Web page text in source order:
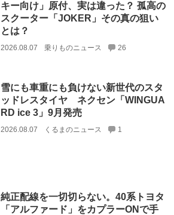
キー向け」原付、実は違った？ 孤高の
スクーター「JOKER」その真の狙い
とは？
2026.08.07 乗りものニュース 26
雪にも車重にも負けない新世代のスタ
ッドレスタイヤ ネクセン「WINGUA
RD ice 3」9月発売
2026.08.07 くるまのニュース 1
純正配線を一切切らない。40系トヨタ
「アルファード」をカプラーONで手